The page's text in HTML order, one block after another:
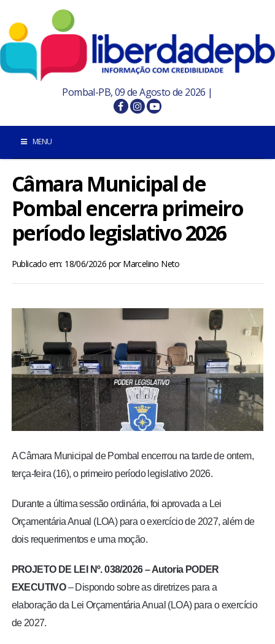
Pombal-PB, 09 de Agosto de 2026 |
MENU
INÍCIO
POMBAL E REGIÃO
BRASIL
MUNDO
ESPORTES
ENTRETENIMENTO
ENQUETE
TV LPB
COLUNISTAS
Câmara Municipal de
Pombal encerra primeiro
período legislativo 2026
Publicado em: 18/06/2026 porMarcelino Neto
A Câmara Municipal de Pombal encerrou na tarde de ontem,
terça-feira (16), o primeiro período legislativo 2026.
Durante a última sessão ordinária, foi aprovada a Lei
Orçamentária Anual (LOA) para o exercício de 2027, além de
dois requerimentos e uma moção.
PROJETO DE LEI Nº. 038/2026 –AutoriaPODER
EXECUTIVO– Dispondo sobre as diretrizes para a
elaboração da Lei Orçamentária Anual (LOA) para o exercício
de 2027.